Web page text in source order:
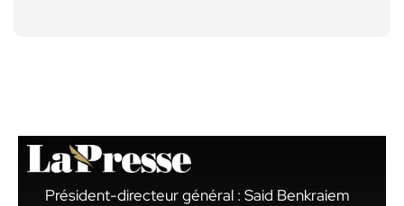
Président-directeur général : Said Benkraiem